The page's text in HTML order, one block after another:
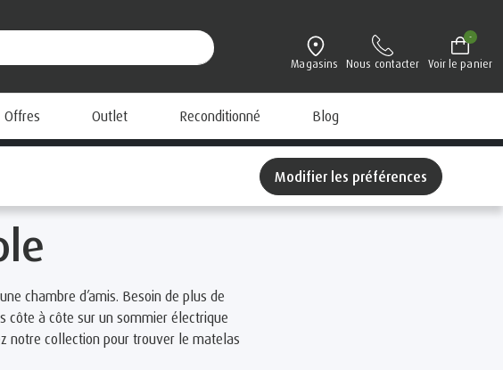
Magasins Nous contacter Voir le panier
-
Offres Outlet Reconditionné Blog
Modifier les préférences
chambre d’amis. Besoin de plus de
à côte sur un sommier électrique
notre collection pour trouver le matelas